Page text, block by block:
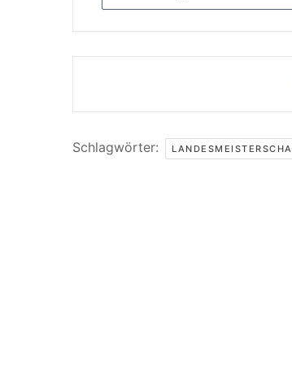
Schlagwörter: